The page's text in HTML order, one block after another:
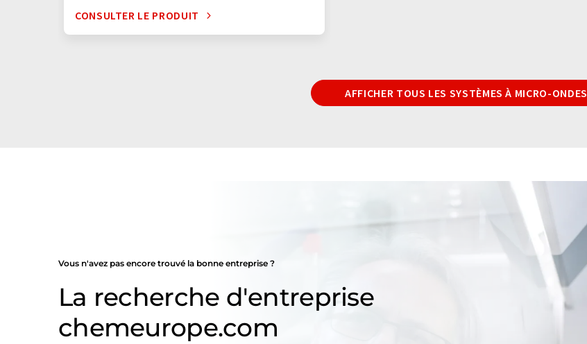
CONSULTER LE PRODUIT
AFFICHER TOUS LES SYSTÈMES À MICRO-ONDES
Vous n'avez pas encore trouvé la bonne entreprise ?
La recherche d'entreprise
chemeurope.com